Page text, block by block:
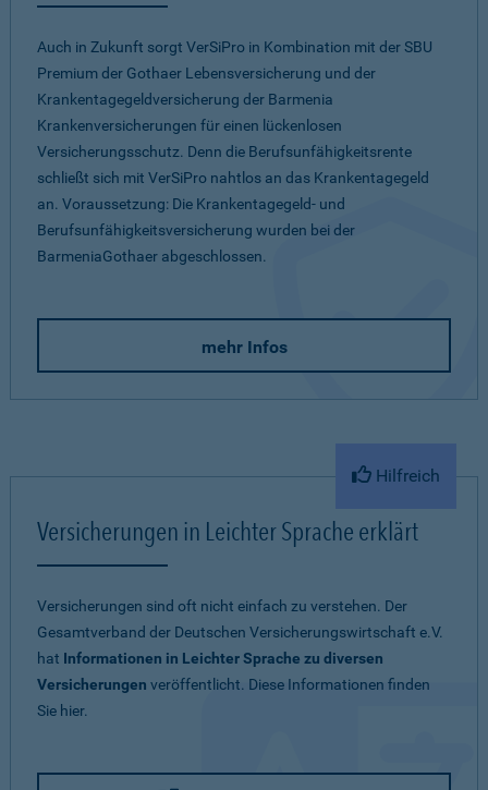
Auch in Zukunft sorgt VerSiPro in Kombination mit der SBU
Premium der Gothaer Lebensversicherung und der
Krankentagegeldversicherung der Barmenia
Krankenversicherungen für einen lückenlosen
Versicherungsschutz. Denn die Berufsunfähigkeitsrente
schließt sich mit VerSiPro nahtlos an das Krankentagegeld
an. Voraussetzung: Die Krankentagegeld- und
Berufsunfähigkeitsversicherung wurden bei der
BarmeniaGothaer abgeschlossen.
mehr Infos
Hilfreich
Versicherungen in Leichter Sprache erklärt
Versicherungen sind oft nicht einfach zu verstehen. Der
Gesamtverband der Deutschen Versicherungswirtschaft e.V.
hat Informationen in Leichter Sprache zu diversen
Versicherungen veröffentlicht. Diese Informationen finden
Sie hier.